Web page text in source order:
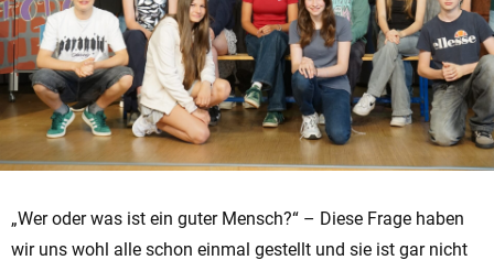
„Wer oder was ist ein guter Mensch?“ – Diese Frage haben
wir uns wohl alle schon einmal gestellt und sie ist gar nicht